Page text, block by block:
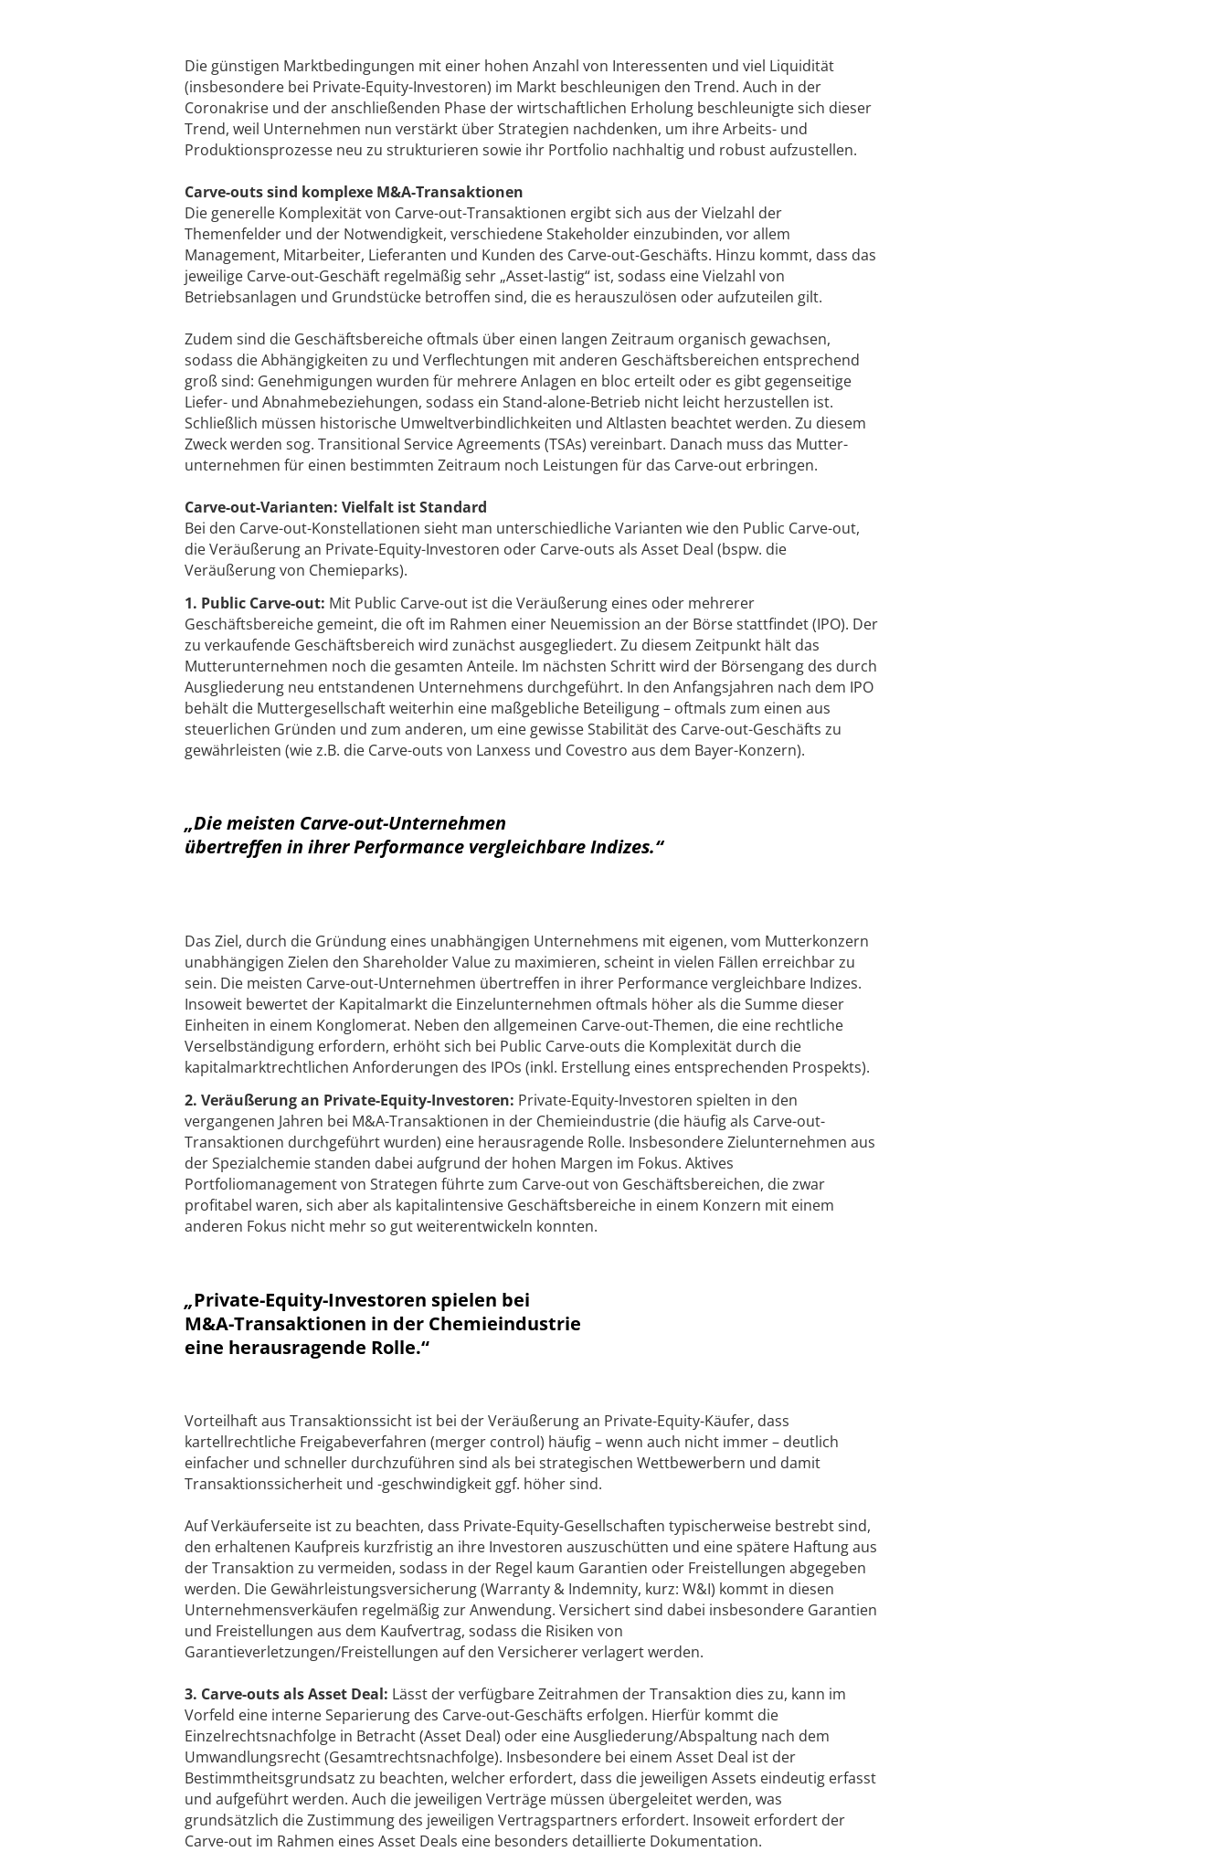
Die günstigen Marktbedingungen mit einer hohen Anzahl von Interessenten und viel Liquidität
(insbesondere bei Private-Equity-Investoren) im Markt beschleunigen den Trend. Auch in der
Coronakrise und der anschließenden Phase der wirtschaftlichen Erholung beschleunigte sich dieser
Trend, weil Unternehmen nun verstärkt über Strategien nachdenken, um ihre Arbeits- und
Produktionsprozesse neu zu strukturieren sowie ihr Portfolio nachhaltig und robust aufzustellen.
Carve-outs sind komplexe M&A-Transaktionen
Die generelle Komplexität von Carve-­out-Transaktionen ergibt sich aus der Vielzahl der
Themenfelder und der Notwendigkeit, verschiedene Stakeholder einzubinden, vor allem
Management, Mitarbeiter, Lieferanten und Kunden des Carve-out-Geschäfts. Hinzu kommt, dass das
jeweilige Carve-out-Geschäft regelmäßig sehr „Asset-lastig“ ist, sodass eine Vielzahl von
Betriebsanlagen und Grundstücke betroffen sind, die es herauszulösen oder aufzuteilen gilt.
Zudem sind die Geschäftsbereiche oftmals über einen langen Zeitraum organisch gewachsen,
sodass die Abhängigkeiten zu und Verflechtungen mit anderen Geschäftsbereichen entsprechend
groß sind: Genehmigungen wurden für mehrere Anlagen en bloc erteilt oder es gibt gegenseitige
Liefer- und Abnahmebeziehungen, sodass ein Stand-­alone-Betrieb nicht leicht herzustellen ist.
Schließlich müssen historische Umweltverbindlichkeiten und Altlasten beachtet werden. Zu diesem
Zweck werden sog. Transitional Service Agreements (TSAs) vereinbart. Danach muss das Mutter­
unternehmen für einen bestimmten Zeitraum noch Leistungen für das Carve-out erbringen.
Carve-out-Varianten: Vielfalt ist Standard
Bei den Carve-out-Konstellationen sieht man unterschiedliche Varianten wie den Public Carve-out,
die Veräußerung an Private-Equity-Investoren oder Carve-outs als Asset Deal (bspw. die
Veräußerung von Chemieparks).
1. Public Carve-out: Mit Public Carve-out ist die Veräußerung eines oder mehrerer
Geschäftsbereiche gemeint, die oft im Rahmen einer Neuemission an der Börse stattfindet (IPO). Der
zu verkaufende Geschäftsbereich wird zunächst ausgegliedert. Zu diesem Zeitpunkt hält das
Mutterunternehmen noch die gesamten Anteile. Im nächsten Schritt wird der Börsengang des durch
Ausgliederung neu entstandenen Unternehmens durchgeführt. In den Anfangsjahren nach dem IPO
behält die Muttergesellschaft weiterhin eine maßgebliche Beteiligung – oftmals zum einen aus
steuerlichen Gründen und zum anderen, um eine gewisse Stabilität des Carve-­out-Geschäfts zu
gewährleisten (wie z.B. die Carve-outs von Lanxess und Covestro aus dem Bayer-Konzern).
„Die meisten Carve-out-Unternehmen
übertreffen in ihrer Performance vergleichbare Indizes.“
Das Ziel, durch die Gründung eines unabhängigen Unternehmens mit eigenen, vom Mutterkonzern
unabhängigen Zielen den Shareholder Value zu maximieren, scheint in vielen Fällen erreichbar zu
sein. Die meisten Carve-out-Unternehmen übertreffen in ihrer Performance vergleichbare Indizes.
Insoweit bewertet der Kapitalmarkt die Einzelunternehmen oftmals höher als die Summe dieser
Einheiten in einem Konglomerat. Neben den allgemeinen Carve-out-Themen, die eine rechtliche
Verselbständigung erfordern, erhöht sich bei Public Carve-outs die Komplexität durch die
kapitalmarktrechtlichen Anforderungen des IPOs (inkl. Erstellung eines entsprechenden Prospekts).
2. Veräußerung an Private-Equity-Investoren: Private-Equity-Investoren spielten in den
vergangenen Jahren bei M&A-Transaktionen in der Chemieindustrie (die häufig als ­Carve-out-
Transaktionen durchgeführt wurden) eine herausragende Rolle. Insbesondere Zielunternehmen aus
der Spezialchemie standen dabei aufgrund der hohen Margen im Fokus. Aktives
Portfoliomanagement von Strategen führte zum ­Carve-out von Geschäftsbereichen, die zwar
profitabel waren, sich aber als kapitalintensive Geschäftsbereiche in einem Konzern mit einem
anderen Fokus nicht mehr so gut weiterentwickeln konnten.
„Private-Equity-Investoren spielen bei
M&A-Transaktionen in der Chemieindustrie
eine herausragende Rolle.“
Vorteilhaft aus Transaktionssicht ist bei der Veräußerung an Private-Equity-Käufer, dass
kartellrechtliche Freigabeverfahren (merger control) häufig – wenn auch nicht immer – deutlich
einfacher und schneller durchzuführen sind als bei strategischen Wettbewerbern und damit
Transaktionssicherheit und -geschwindigkeit ggf. höher sind.
Auf Verkäuferseite ist zu beachten, dass Private-Equity-Gesellschaften typischerweise bestrebt sind,
den erhaltenen Kaufpreis kurzfristig an ihre Investoren auszuschütten und eine spätere Haftung aus
der Transaktion zu vermeiden, sodass in der Regel kaum Garantien oder Freistellungen abgegeben
werden. Die Gewährleistungsversicherung (Warranty & Indemnity, kurz: W&I) kommt in diesen
Unternehmensverkäufen regelmäßig zur Anwendung. Versichert sind dabei insbesondere Garantien
und Freistellungen aus dem Kaufvertrag, sodass die Risiken von
Garantieverletzungen/Freistellungen auf den Versicherer verlagert werden.
3. Carve-outs als Asset Deal: Lässt der verfügbare Zeitrahmen der Transaktion dies zu, kann im
Vorfeld eine interne Separierung des Carve-­out-Geschäfts erfolgen. Hierfür kommt die
Einzelrechtsnachfolge in Betracht (Asset Deal) oder eine Ausgliederung/Abspaltung nach dem
Umwandlungsrecht (Gesamtrechtsnachfolge). Insbesondere bei einem Asset Deal ist der
Bestimmtheitsgrundsatz zu beachten, welcher erfordert, dass die jeweiligen Assets eindeutig erfasst
und aufgeführt werden. Auch die jeweiligen Verträge müssen übergeleitet werden, was
grundsätzlich die Zustimmung des jeweiligen Vertragspartners erfordert. Insoweit erfordert der
Carve-out im Rahmen eines Asset Deals eine besonders detaillierte Dokumentation.